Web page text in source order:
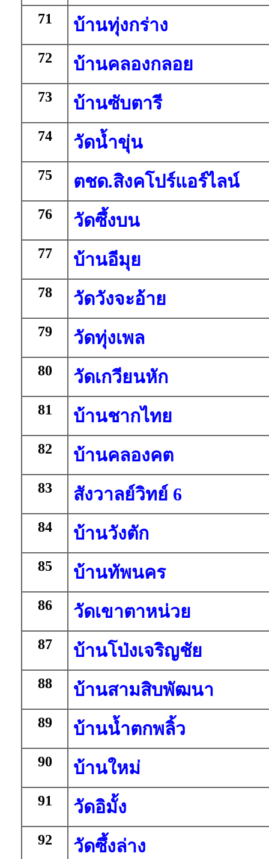
71 บ้านทุ่งกร่าง
72 บ้านคลองกลอย
73 บ้านซับตารี
74 วัดน้ำขุ่น
75 ตชด.สิงคโปร์แอร์ไลน์
76 วัดซึ้งบน
77 บ้านอีมุย
78 วัดวังจะอ้าย
79 วัดทุ่งเพล
80 วัดเกวียนหัก
81 บ้านชากไทย
82 บ้านคลองคต
83 สังวาลย์วิทย์ 6
84 บ้านวังตัก
85 บ้านทัพนคร
86 วัดเขาตาหน่วย
87 บ้านโป่งเจริญชัย
88 บ้านสามสิบพัฒนา
89 บ้านน้ำตกพลิ้ว
90 บ้านใหม่
91 วัดอิมั้ง
92 วัดซึ้งล่าง